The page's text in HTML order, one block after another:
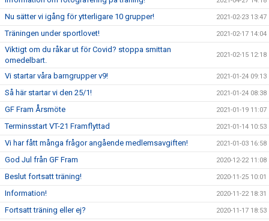
Nu sätter vi igång för ytterligare 10 grupper! 2021-02-23 13:47
Träningen under sportlovet! 2021-02-17 14:04
Viktigt om du råkar ut för Covid? stoppa smittan
omedelbart.
2021-02-15 12:18
Vi startar våra barngrupper v9! 2021-01-24 09:13
Så här startar vi den 25/1! 2021-01-24 08:38
GF Fram Årsmöte 2021-01-19 11:07
Terminsstart VT-21 Framflyttad 2021-01-14 10:53
Vi har fått många frågor angående medlemsavgiften! 2021-01-03 16:58
God Jul från GF Fram 2020-12-22 11:08
Beslut fortsatt träning! 2020-11-25 10:01
Information! 2020-11-22 18:31
Fortsatt träning eller ej? 2020-11-17 18:53